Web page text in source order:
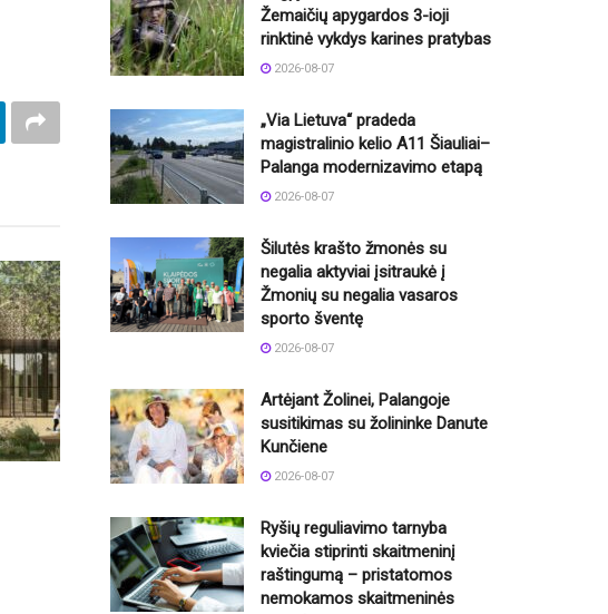
Žemaičių apygardos 3-ioji
rinktinė vykdys karines pratybas
2026-08-07
„Via Lietuva“ pradeda
magistralinio kelio A11 Šiauliai–
Palanga modernizavimo etapą
2026-08-07
Šilutės krašto žmonės su
negalia aktyviai įsitraukė į
Žmonių su negalia vasaros
sporto šventę
2026-08-07
Artėjant Žolinei, Palangoje
susitikimas su žolininke Danute
Kunčiene
2026-08-07
Ryšių reguliavimo tarnyba
kviečia stiprinti skaitmeninį
raštingumą – pristatomos
nemokamos skaitmeninės